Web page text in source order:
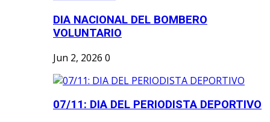
DIA NACIONAL DEL BOMBERO
VOLUNTARIO
Jun 2, 2026 0
07/11: DIA DEL PERIODISTA DEPORTIVO